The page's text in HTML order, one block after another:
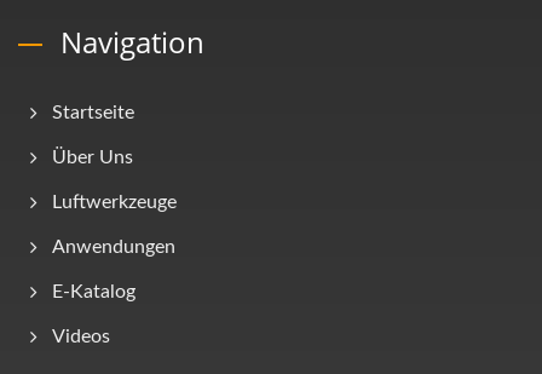
Navigation
Startseite
Über Uns
Luftwerkzeuge
Anwendungen
E-Katalog
Videos